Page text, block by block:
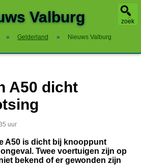
zoek
Valburg
» Gelderland » Nieuws Valburg
A50 dicht
uur
A50 is dicht bij knooppunt
Twee voertuigen zijn op
bekend of er gewonden zijn